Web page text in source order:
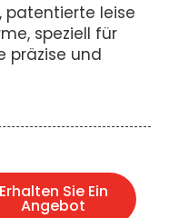
patentierte leise
speziell für
präzise und
Erhalten Sie Ein
Angebot